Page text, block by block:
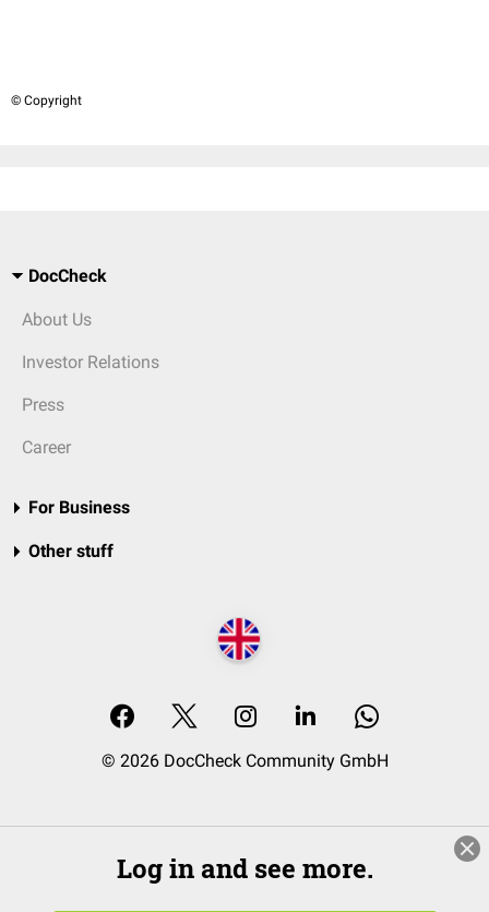
© Copyright
DocCheck
About Us
Investor Relations
Press
Career
For Business
Other stuff
© 2026 DocCheck Community GmbH
Log in and see more.